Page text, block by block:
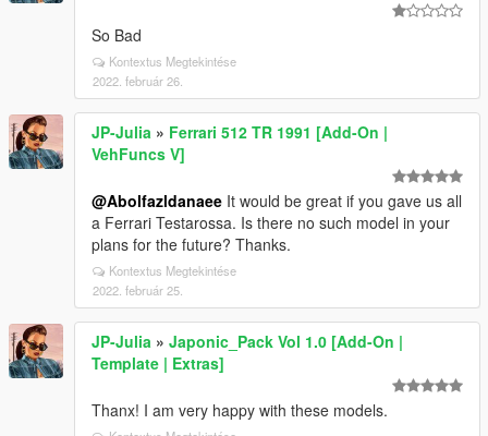
So Bad
Kontextus Megtekintése
2022. február 26.
JP-Julia » Ferrari 512 TR 1991 [Add-On |
VehFuncs V]
@Abolfazldanaee It would be great if you gave us all
a Ferrari Testarossa. Is there no such model in your
plans for the future? Thanks.
Kontextus Megtekintése
2022. február 25.
JP-Julia » Japonic_Pack Vol 1.0 [Add-On |
Template | Extras]
Thanx! I am very happy with these models.